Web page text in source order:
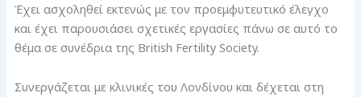
Έχει ασχοληθεί εκτενώς με τον προεμφυτευτικό έλεγχο
και έχει παρουσιάσει σχετικές εργασίες πάνω σε αυτό το
θέμα σε συνέδρια της British Fertility Society.
Συνεργάζεται με κλινικές του Λονδίνου και δέχεται στη